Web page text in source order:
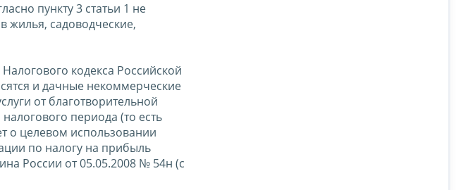
пункту 3 статьи 1 не
жилья, садоводческие,
кодекса Российской
и дачные некоммерческие
от благотворительной
периода (то есть
о целевом использовании
по налогу на прибыль
России от 05.05.2008 № 54н (с